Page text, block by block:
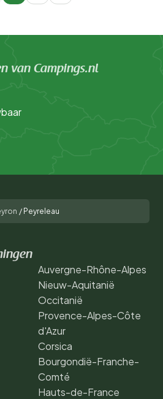
van Campings.nl
/ Peyreleau
Auvergne-Rhône-Alpes
Nieuw-Aquitanië
Occitanië
Provence-Alpes-Côte
d'Azur
Corsica
Bourgondië-Franche-
Comté
Hauts-de-France